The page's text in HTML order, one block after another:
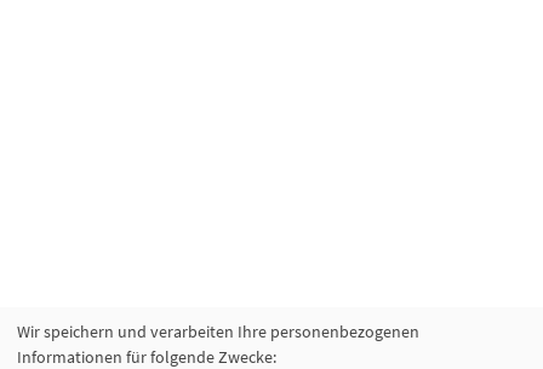
Wir speichern und verarbeiten Ihre personenbezogenen
Informationen für folgende Zwecke: